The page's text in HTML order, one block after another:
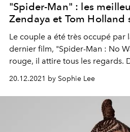
"Spider-Man" : les
Zendaya et Tom Holland
Le couple a été très occupé par
dernier film, "Spider-Man : No
rouge, il attire tous les regards.
20.12.2021 by Sophie Lee